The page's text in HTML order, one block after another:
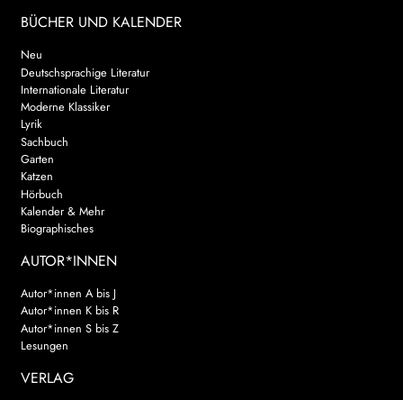
BÜCHER UND KALENDER
Neu
Deutschsprachige Literatur
Internationale Literatur
Moderne Klassiker
Lyrik
Sachbuch
Garten
Katzen
Hörbuch
Kalender & Mehr
Biographisches
AUTOR*INNEN
Autor*innen A bis J
Autor*innen K bis R
Autor*innen S bis Z
Lesungen
VERLAG